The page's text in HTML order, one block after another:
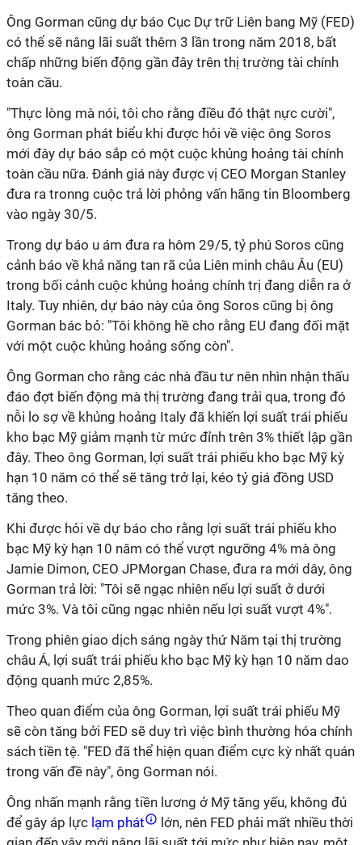
Ông Gorman cũng dự báo Cục Dự trữ Liên bang Mỹ (FED)
có thể sẽ nâng lãi suất thêm 3 lần trong năm 2018, bất
chấp những biến động gần đây trên thị trường tài chính
toàn cầu.
"Thực lòng mà nói, tôi cho rằng điều đó thật nực cười",
ông Gorman phát biểu khi được hỏi về việc ông Soros
mới đây dự báo sắp có một cuộc khủng hoảng tài chính
toàn cầu nữa. Đánh giá này được vị CEO Morgan Stanley
đưa ra tronng cuộc trả lời phỏng vấn hãng tin Bloomberg
vào ngày 30/5.
Trong dự báo u ám đưa ra hôm 29/5, tỷ phú Soros cũng
cảnh báo về khả năng tan rã của Liên minh châu Âu (EU)
trong bối cảnh cuộc khủng hoảng chính trị đang diễn ra ở
Italy. Tuy nhiên, dự báo này của ông Soros cũng bị ông
Gorman bác bỏ: "Tôi không hề cho rằng EU đang đối mặt
với một cuộc khủng hoảng sống còn".
Ông Gorman cho rằng các nhà đầu tư nên nhìn nhận thấu
đáo đợt biến động mà thị trường đang trải qua, trong đó
nỗi lo sợ về khủng hoảng Italy đã khiến lợi suất trái phiếu
kho bạc Mỹ giảm mạnh từ mức đỉnh trên 3% thiết lập gần
đây. Theo ông Gorman, lợi suất trái phiếu kho bạc Mỹ kỳ
hạn 10 năm có thể sẽ tăng trở lại, kéo tỷ giá đồng USD
tăng theo.
Khi được hỏi về dự báo cho rằng lợi suất trái phiếu kho
bạc Mỹ kỳ hạn 10 năm có thể vượt ngưỡng 4% mà ông
Jamie Dimon, CEO JPMorgan Chase, đưa ra mới dây, ông
Gorman trả lời: "Tôi sẽ ngạc nhiên nếu lợi suất ở dưới
mức 3%. Và tôi cũng ngạc nhiên nếu lợi suất vượt 4%".
Trong phiên giao dịch sáng ngày thứ Năm tại thị trường
châu Á, lợi suất trái phiếu kho bạc Mỹ kỳ hạn 10 năm dao
động quanh mức 2,85%.
Theo quan điểm của ông Gorman, lợi suất trái phiếu Mỹ
sẽ còn tăng bởi FED sẽ duy trì việc bình thường hóa chính
sách tiền tệ. "FED đã thể hiện quan điểm cực kỳ nhất quán
trong vấn đề này", ông Gorman nói.
Ông nhấn mạnh rằng tiền lương ở Mỹ tăng yếu, không đủ
để gây áp lực lạm phát
lớn, nên FED phải mất nhiều thời